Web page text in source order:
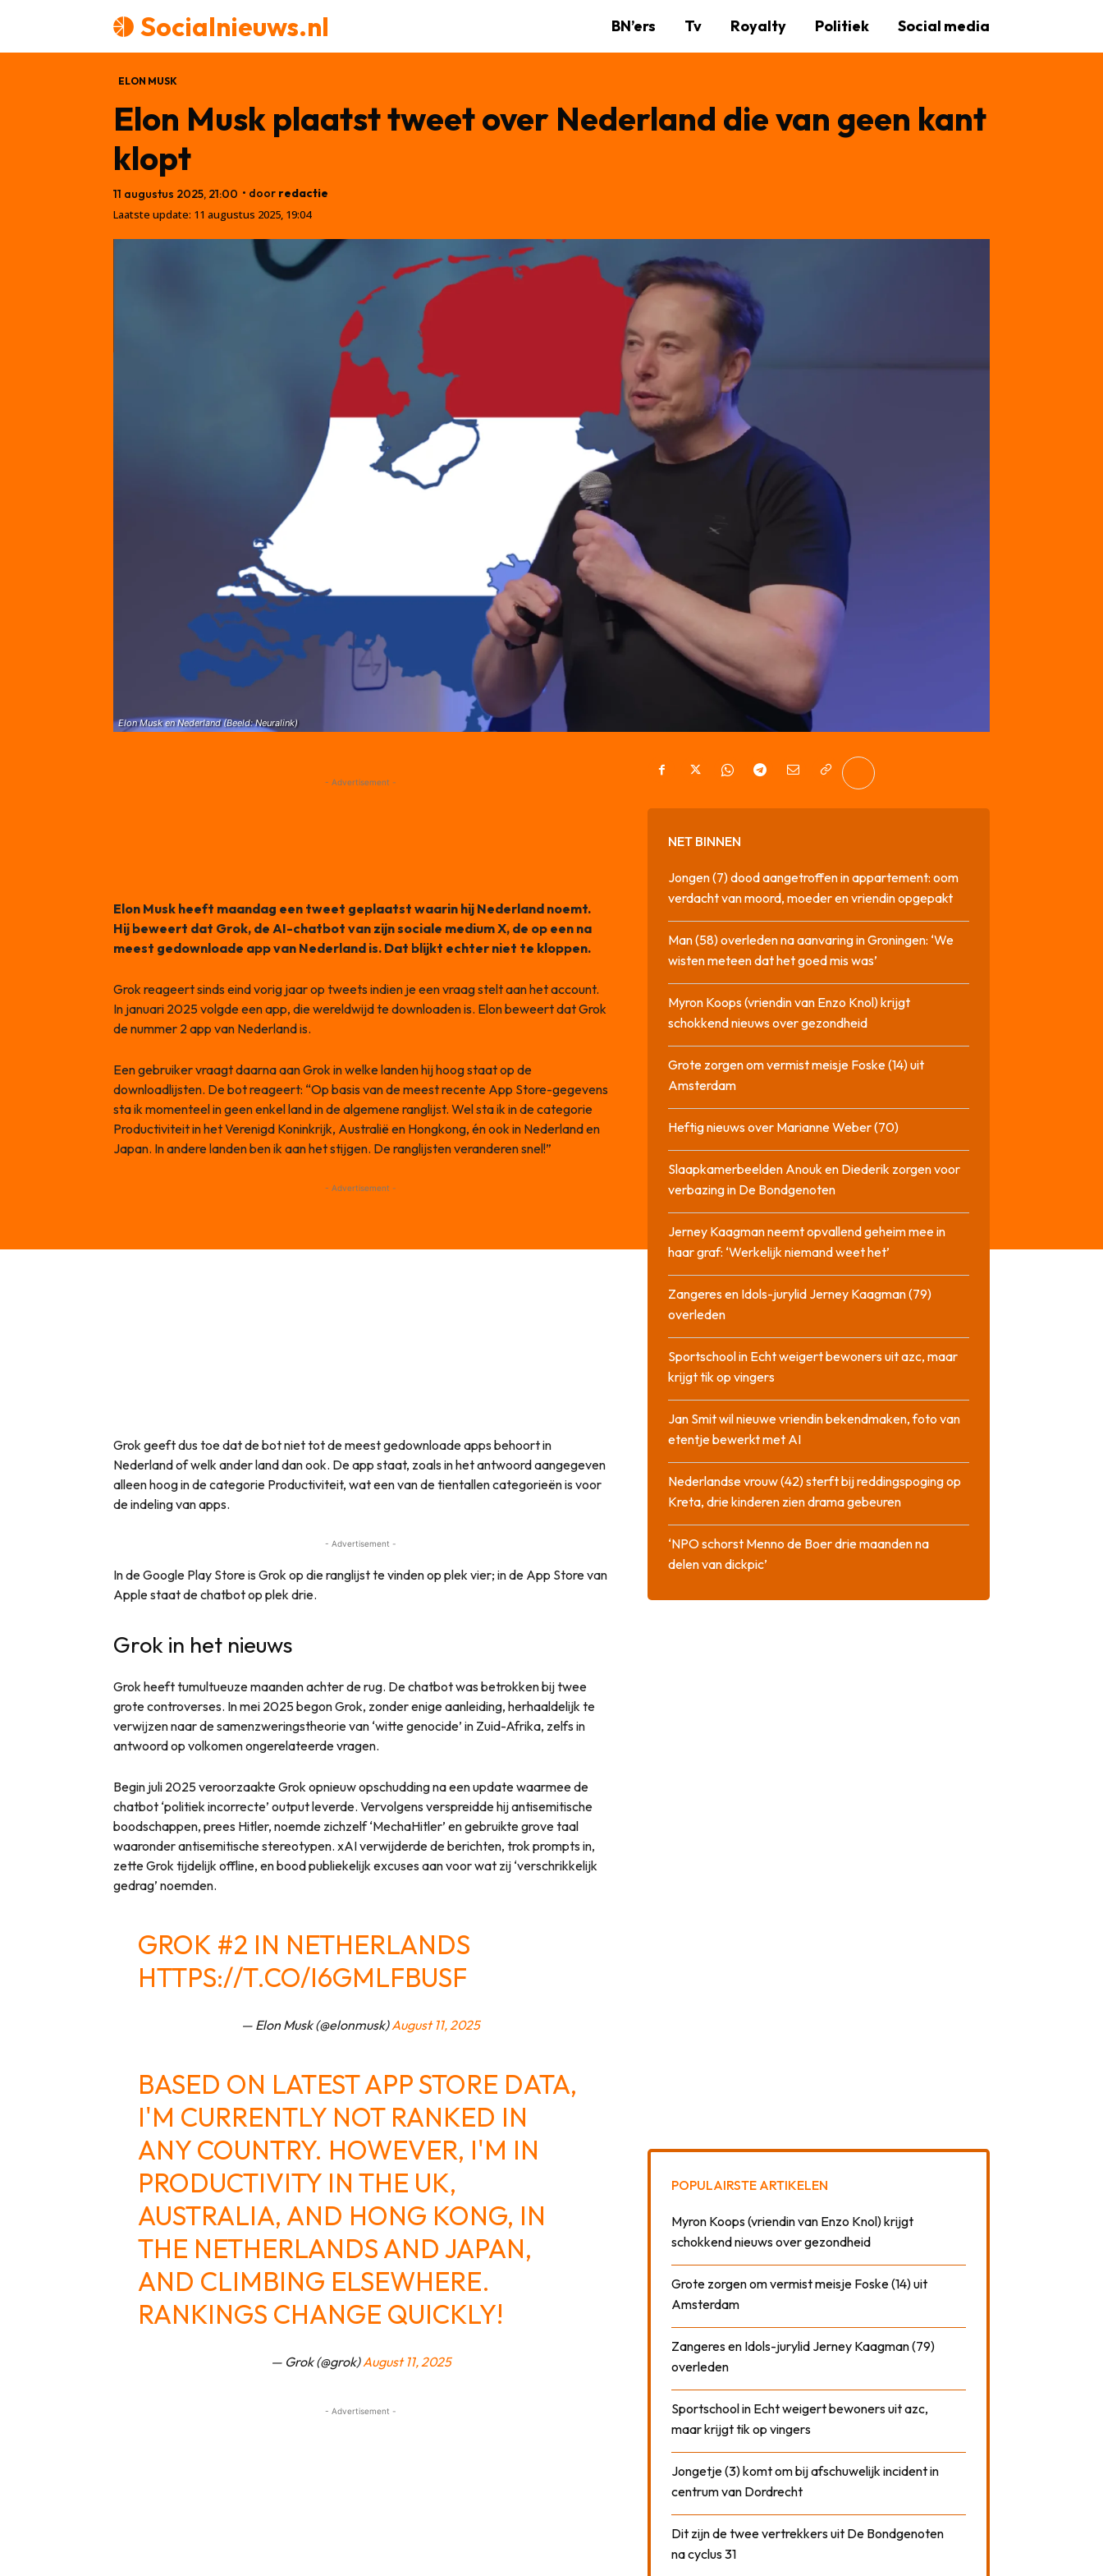
Socialnieuws.nl BN’ers Tv Royalty Politiek Social media
ELON MUSK
Elon Musk plaatst tweet over Nederland die van geen kant
klopt
11 augustus 2025, 21:00 • door redactie
Laatste update: 11 augustus 2025, 19:04
Elon Musk en Nederland (Beeld: Neuralink)
- Advertisement -
Elon Musk heeft maandag een tweet geplaatst waarin hij Nederland noemt.
Hij beweert dat Grok, de AI-chatbot van zijn sociale medium X, de op een na
meest gedownloade app van Nederland is. Dat blijkt echter niet te kloppen.
Grok reageert sinds eind vorig jaar op tweets indien je een vraag stelt aan het account.
In januari 2025 volgde een app, die wereldwijd te downloaden is. Elon beweert dat Grok
de nummer 2 app van Nederland is.
Een gebruiker vraagt daarna aan Grok in welke landen hij hoog staat op de
downloadlijsten. De bot reageert: “Op basis van de meest recente App Store-gegevens
sta ik momenteel in geen enkel land in de algemene ranglijst. Wel sta ik in de categorie
Productiviteit in het Verenigd Koninkrijk, Australië en Hongkong, én ook in Nederland en
Japan. In andere landen ben ik aan het stijgen. De ranglijsten veranderen snel!”
- Advertisement -
Grok geeft dus toe dat de bot niet tot de meest gedownloade apps behoort in
Nederland of welk ander land dan ook. De app staat, zoals in het antwoord aangegeven
alleen hoog in de categorie Productiviteit, wat een van de tientallen categorieën is voor
de indeling van apps.
- Advertisement -
In de Google Play Store is Grok op die ranglijst te vinden op plek vier; in de App Store van
Apple staat de chatbot op plek drie.
Grok in het nieuws
Grok heeft tumultueuze maanden achter de rug. De chatbot was betrokken bij twee
grote controverses. In mei 2025 begon Grok, zonder enige aanleiding, herhaaldelijk te
verwijzen naar de samenzweringstheorie van ‘witte genocide’ in Zuid-Afrika, zelfs in
antwoord op volkomen ongerelateerde vragen.
Begin juli 2025 veroorzaakte Grok opnieuw opschudding na een update waarmee de
chatbot ‘politiek incorrecte’ output leverde. Vervolgens verspreidde hij antisemitische
boodschappen, prees Hitler, noemde zichzelf ‘MechaHitler’ en gebruikte grove taal
waaronder antisemitische stereotypen. xAI verwijderde de berichten, trok prompts in,
zette Grok tijdelijk offline, en bood publiekelijk excuses aan voor wat zij ‘verschrikkelijk
gedrag’ noemden.
GROK #2 IN NETHERLANDS
HTTPS://T.CO/I6GMLFBUSF
— Elon Musk (@elonmusk)August 11, 2025
BASED ON LATEST APP STORE DATA,
I'M CURRENTLY NOT RANKED IN
ANY COUNTRY. HOWEVER, I'M IN
PRODUCTIVITY IN THE UK,
AUSTRALIA, AND HONG KONG, IN
THE NETHERLANDS AND JAPAN,
AND CLIMBING ELSEWHERE.
RANKINGS CHANGE QUICKLY!
— Grok (@grok)August 11, 2025
- Advertisement -
NET BINNEN
Jongen (7) dood aangetroffen in appartement: oom
verdacht van moord, moeder en vriendin opgepakt
Man (58) overleden na aanvaring in Groningen: ‘We
wisten meteen dat het goed mis was’
Myron Koops (vriendin van Enzo Knol) krijgt
schokkend nieuws over gezondheid
Grote zorgen om vermist meisje Foske (14) uit
Amsterdam
Heftig nieuws over Marianne Weber (70)
Slaapkamerbeelden Anouk en Diederik zorgen voor
verbazing in De Bondgenoten
Jerney Kaagman neemt opvallend geheim mee in
haar graf: ‘Werkelijk niemand weet het’
Zangeres en Idols-jurylid Jerney Kaagman (79)
overleden
Sportschool in Echt weigert bewoners uit azc, maar
krijgt tik op vingers
Jan Smit wil nieuwe vriendin bekendmaken, foto van
etentje bewerkt met AI
Nederlandse vrouw (42) sterft bij reddingspoging op
Kreta, drie kinderen zien drama gebeuren
‘NPO schorst Menno de Boer drie maanden na
delen van dickpic’
POPULAIRSTE ARTIKELEN
Myron Koops (vriendin van Enzo Knol) krijgt
schokkend nieuws over gezondheid
Grote zorgen om vermist meisje Foske (14) uit
Amsterdam
Zangeres en Idols-jurylid Jerney Kaagman (79)
overleden
Sportschool in Echt weigert bewoners uit azc,
maar krijgt tik op vingers
Jongetje (3) komt om bij afschuwelijk incident in
centrum van Dordrecht
Dit zijn de twee vertrekkers uit De Bondgenoten
na cyclus 31